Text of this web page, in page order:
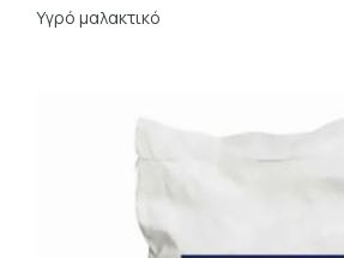
Υγρό μαλακτικό